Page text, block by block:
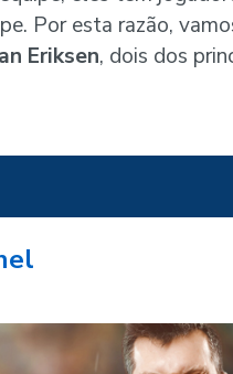
Por esta razão,
Eriksen, dois dos